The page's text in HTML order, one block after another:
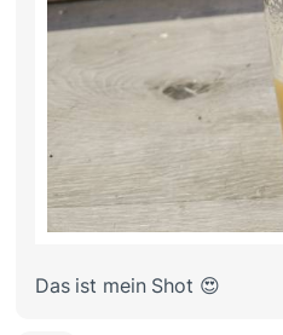
Das ist mein Shot 😍